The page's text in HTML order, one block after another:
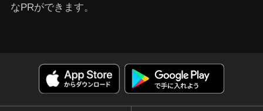
なPRができます。